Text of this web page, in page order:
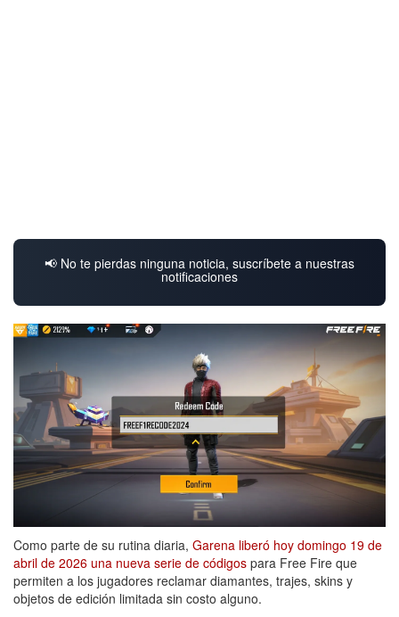
📢 No te pierdas ninguna noticia, suscríbete a nuestras
notificaciones
Como parte de su rutina diaria, Garena liberó hoy domingo 19 de
abril de 2026 una nueva serie de códigos para Free Fire que
permiten a los jugadores reclamar diamantes, trajes, skins y
objetos de edición limitada sin costo alguno.